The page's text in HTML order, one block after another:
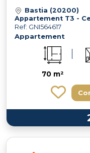
Bastia (20200)
Appartement T3 -
Ref: GNI564617
Appartement
70 m²